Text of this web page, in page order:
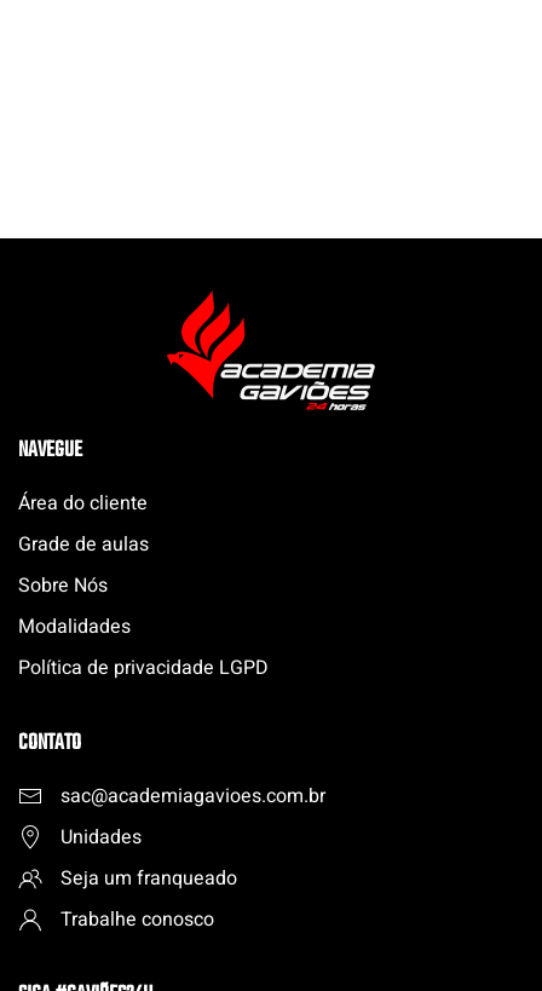
NAVEGUE
Área do cliente
Grade de aulas
Sobre Nós
Modalidades
Política de privacidade LGPD
CONTATO
sac@academiagavioes.com.br
Unidades
Seja um franqueado
Trabalhe conosco